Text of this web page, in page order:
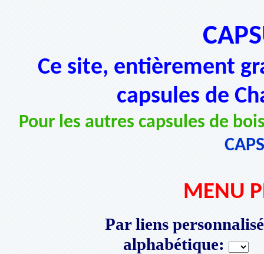
Ce site, entièrement
capsules de
Pour les autres capsules de
MENU
Par liens
alphabétique: